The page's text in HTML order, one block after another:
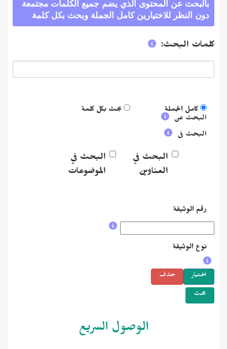
عن المحتوى الذي يضم جميع الكلمات مجتمعة
النظر للاختيارين كامل الجملة وبحث بكل كلمة
البحث:
عن
كامل الجملة بحث بكل كلمة
فى
البحث في
العناوين
البحث في
الموضوعات
الوثيقة
الوثيقة
حذف
الوصول السريع